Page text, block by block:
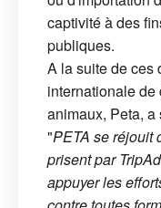
captivité à des
publiques.
A la suite de ces
internationale
animaux, Peta,
"PETA se réjouit
prisent par
appuyer les